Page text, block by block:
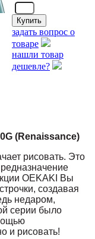
задать вопрос о
товаре
нашли товар
дешевле?
(Renaissance)
рисовать. Это
OEKAKI Вы
создавая
недаром,
серии было
и рисовать!